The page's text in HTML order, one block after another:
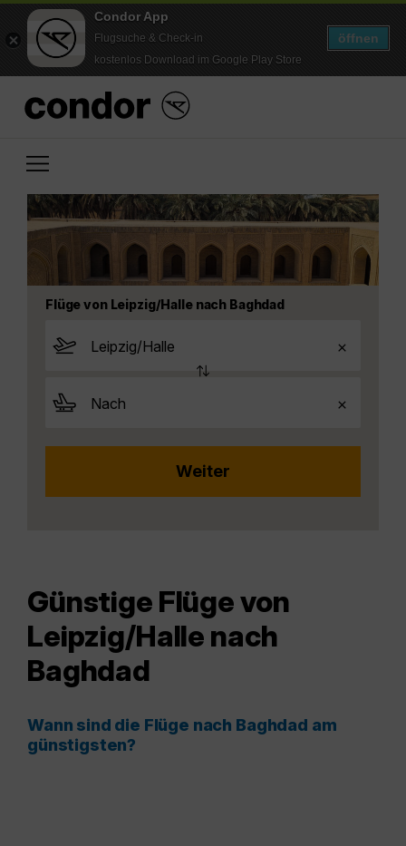
Condor App
Flugsuche & Check-in
kostenlos Download im Google Play Store
öffnen
Flüge von Leipzig/Halle nach Baghdad
Günstige Flüge von
Leipzig/Halle nach
Baghdad
Wann sind die Flüge nach Baghdad am
günstigsten?